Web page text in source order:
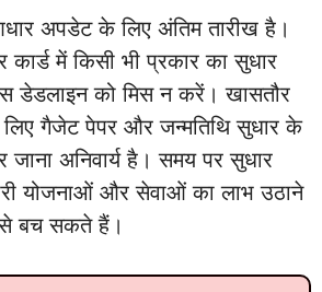
अपडेट के लिए अंतिम तारीख है।
में किसी भी प्रकार का सुधार
डेडलाइन को मिस न करें। खासतौर
गैजेट पेपर और जन्मतिथि सुधार के
अनिवार्य है। समय पर सुधार
योजनाओं और सेवाओं का लाभ उठाने
से बच सकते हैं।